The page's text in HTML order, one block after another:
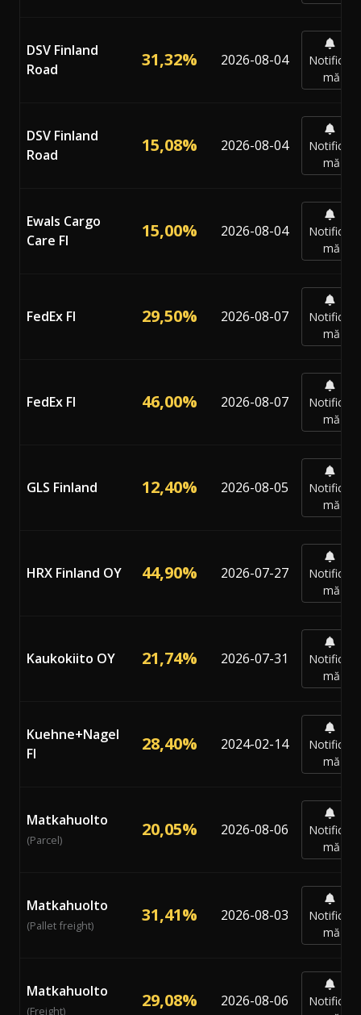
DSV Finland
Road
31,32% 2026-08-04
Notifică-
mă
DSV Finland
Road
15,08% 2026-08-04
Notifică-
mă
Ewals Cargo
Care FI
15,00% 2026-08-04
Notifică-
mă
FedEx FI 29,50% 2026-08-07
Notifică-
mă
FedEx FI 46,00% 2026-08-07
Notifică-
mă
GLS Finland 12,40% 2026-08-05
Notifică-
mă
HRX Finland OY 44,90% 2026-07-27
Notifică-
mă
Kaukokiito OY 21,74% 2026-07-31
Notifică-
mă
Kuehne+Nagel
FI
28,40% 2024-02-14
Notifică-
mă
Matkahuolto
(Parcel) 20,05% 2026-08-06
Notifică-
mă
Matkahuolto
(Pallet freight) 31,41% 2026-08-03
Notifică-
mă
Matkahuolto
(Freight) 29,08% 2026-08-06
Notifică-